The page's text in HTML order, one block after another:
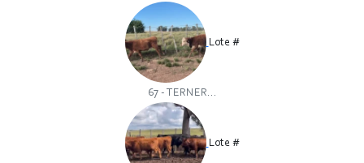
Lote #
67 - TERNER...
Lote #